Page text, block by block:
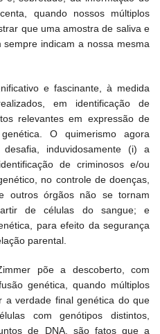
quando nossos múltiplos
que uma amostra de saliva e
indicam a nossa mesma
e fascinante, à medida
em identificação de
relevantes em expressão de
O quimerismo agora
induvidosamente (i) a
de criminosos e/ou
no controle de doenças,
outros órgãos não se tornam
de células do sangue; e
para efeito da segurança
parental.
põe a descoberto, com
genética, quando múltiplos
a verdade final genética do que
com genótipos distintos,
de DNA, são fatos que a